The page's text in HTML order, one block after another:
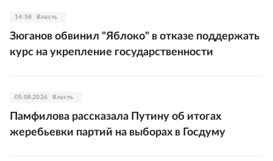
14:58 Власть
Зюганов обвинил "Яблоко" в отказе поддержать
курс на укрепление государственности
05.08.2026 Власть
Памфилова рассказала Путину об итогах
жеребьевки партий на выборах в Госдуму